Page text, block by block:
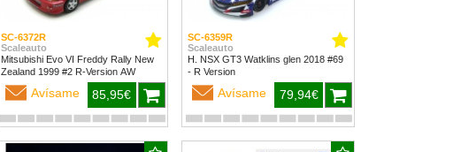
SC-6372R
Scaleauto
Mitsubishi Evo VI Freddy Rally New
Zealand 1999 #2 R-Version AW
Avísame 85,95€
SC-6359R
Scaleauto
H. NSX GT3 Watklins glen 2018 #69
- R Version
Avísame 79,94€